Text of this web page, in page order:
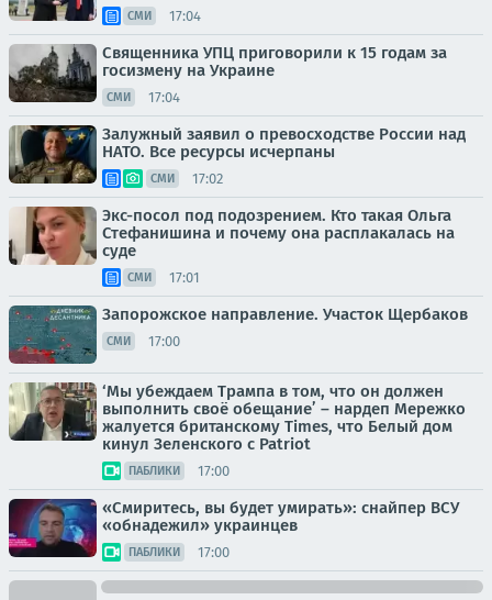
СМИ 17:04
Священника УПЦ приговорили к 15 годам за
госизмену на Украине
СМИ 17:04
Залужный заявил о превосходстве России над
НАТО. Все ресурсы исчерпаны
СМИ 17:02
Экс-посол под подозрением. Кто такая Ольга
Стефанишина и почему она расплакалась на
суде
СМИ 17:01
Запорожское направление. Участок Щербаков
СМИ 17:00
‘Мы убеждаем Трампа в том, что он должен
выполнить своё обещание’ – нардеп Мережко
жалуется британскому Times, что Белый дом
кинул Зеленского с Patriot
ПАБЛИКИ 17:00
«Смиритесь, вы будет умирать»: снайпер ВСУ
«обнадежил» украинцев
ПАБЛИКИ 17:00